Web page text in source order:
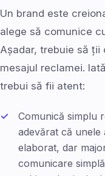
Un brand este
alege să comunice
Așadar, trebuie să
mesajul reclamei.
trebui să fii atent:
Comunică simplu
adevărat că unele
elaborat, dar
comunicare